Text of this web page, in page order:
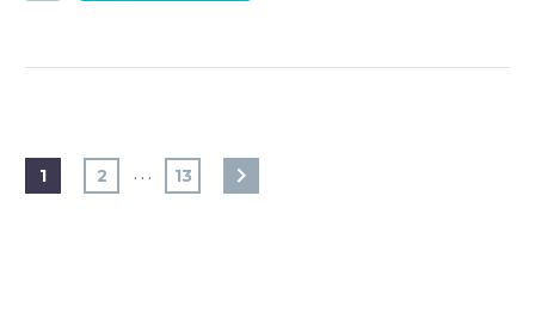
1 2 … 13